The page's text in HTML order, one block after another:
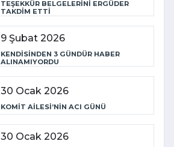
TEŞEKKÜR BELGELERİNİ ERGÜDER
TAKDİM ETTİ
9 Şubat 2026
KENDİSİNDEN 3 GÜNDÜR HABER
ALINAMIYORDU
30 Ocak 2026
KOMİT AİLESİ’NİN ACI GÜNÜ
30 Ocak 2026